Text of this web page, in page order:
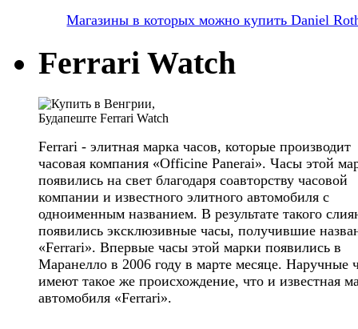
Магазины в которых можно купить Daniel
Ferrari Watch
Ferrari - элитная марка часов, которые производит
часовая компания «Officine Panerai». Часы этой
появились на свет благодаря соавторству часовой
компании и известного элитного автомобиля с
одноименным названием. В результате такого
появились эксклюзивные часы, получившие
«Ferrari». Впервые часы этой марки появились в
Маранелло в 2006 году в марте месяце. Наручные
имеют такое же происхождение, что и известная
автомобиля «Ferrari».